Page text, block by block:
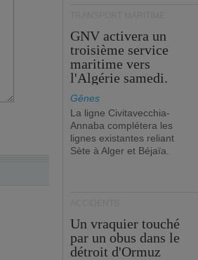
GNV activera un
troisième service
maritime vers
l'Algérie samedi.
Gênes
La ligne Civitavecchia-
Annaba complétera les
lignes existantes reliant
Sète à Alger et Béjaïa.
Un vraquier touché
par un obus dans le
détroit d'Ormuz